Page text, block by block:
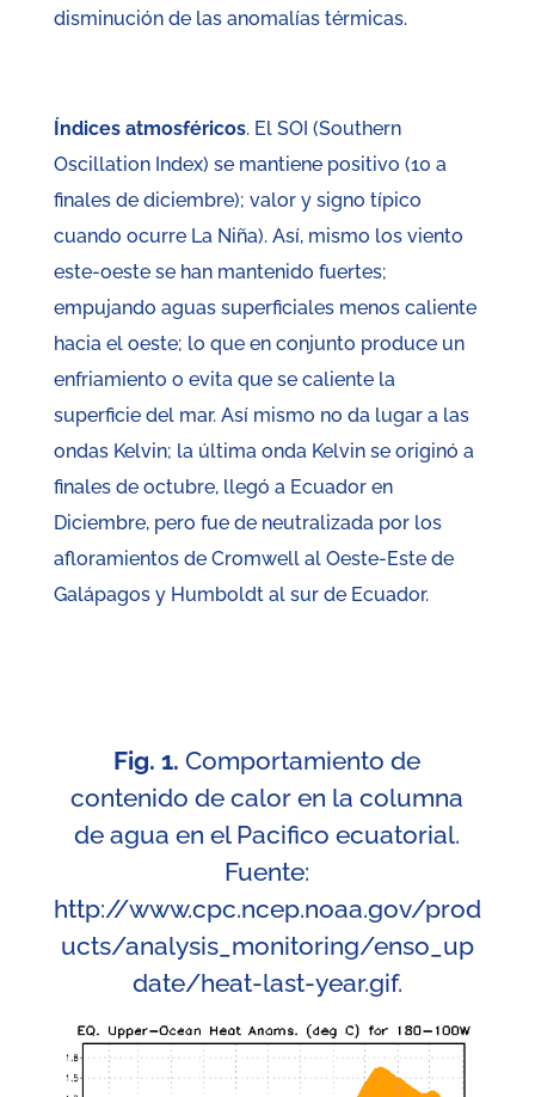
disminución de las anomalías térmicas.
Índices atmosféricos. El SOI (Southern
Oscillation Index) se mantiene positivo (10 a
finales de diciembre); valor y signo típico
cuando ocurre La Niña). Así, mismo los viento
este-oeste se han mantenido fuertes;
empujando aguas superficiales menos caliente
hacia el oeste; lo que en conjunto produce un
enfriamiento o evita que se caliente la
superficie del mar. Así mismo no da lugar a las
ondas Kelvin; la última onda Kelvin se originó a
finales de octubre, llegó a Ecuador en
Diciembre, pero fue de neutralizada por los
afloramientos de Cromwell al Oeste-Este de
Galápagos y Humboldt al sur de Ecuador.
Fig. 1. Comportamiento de
contenido de calor en la columna
de agua en el Pacifico ecuatorial.
Fuente:
http://www.cpc.ncep.noaa.gov/prod
ucts/analysis_monitoring/enso_up
date/heat-last-year.gif.